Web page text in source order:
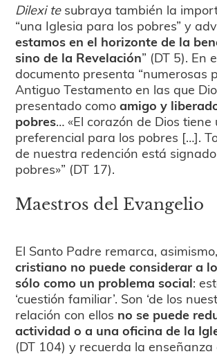
Dilexi te subraya también la
“una Iglesia para los pobres” y
estamos en el horizonte de la
sino de la Revelación” (DT 5). En
documento presenta “numerosas
Antiguo Testamento en las que
presentado comoamigo y
pobres… «El corazón de Dios tiene
preferencial para los pobres […].
de nuestra redención está
pobres»” (DT 17).
Maestros del Evangelio
El Santo Padre remarca,
cristiano no puede considerar a
sólo como un problema social:
‘cuestión familiar’. Son ‘de los
relación con ellos no se puede
actividad o a una oficina de la
(DT 104) y recuerda la enseñanza